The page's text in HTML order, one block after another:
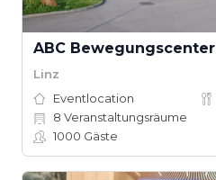
ABC Bewegungscenter
Linz
Eventlocation
8 Veranstaltungsräume
1000 Gäste